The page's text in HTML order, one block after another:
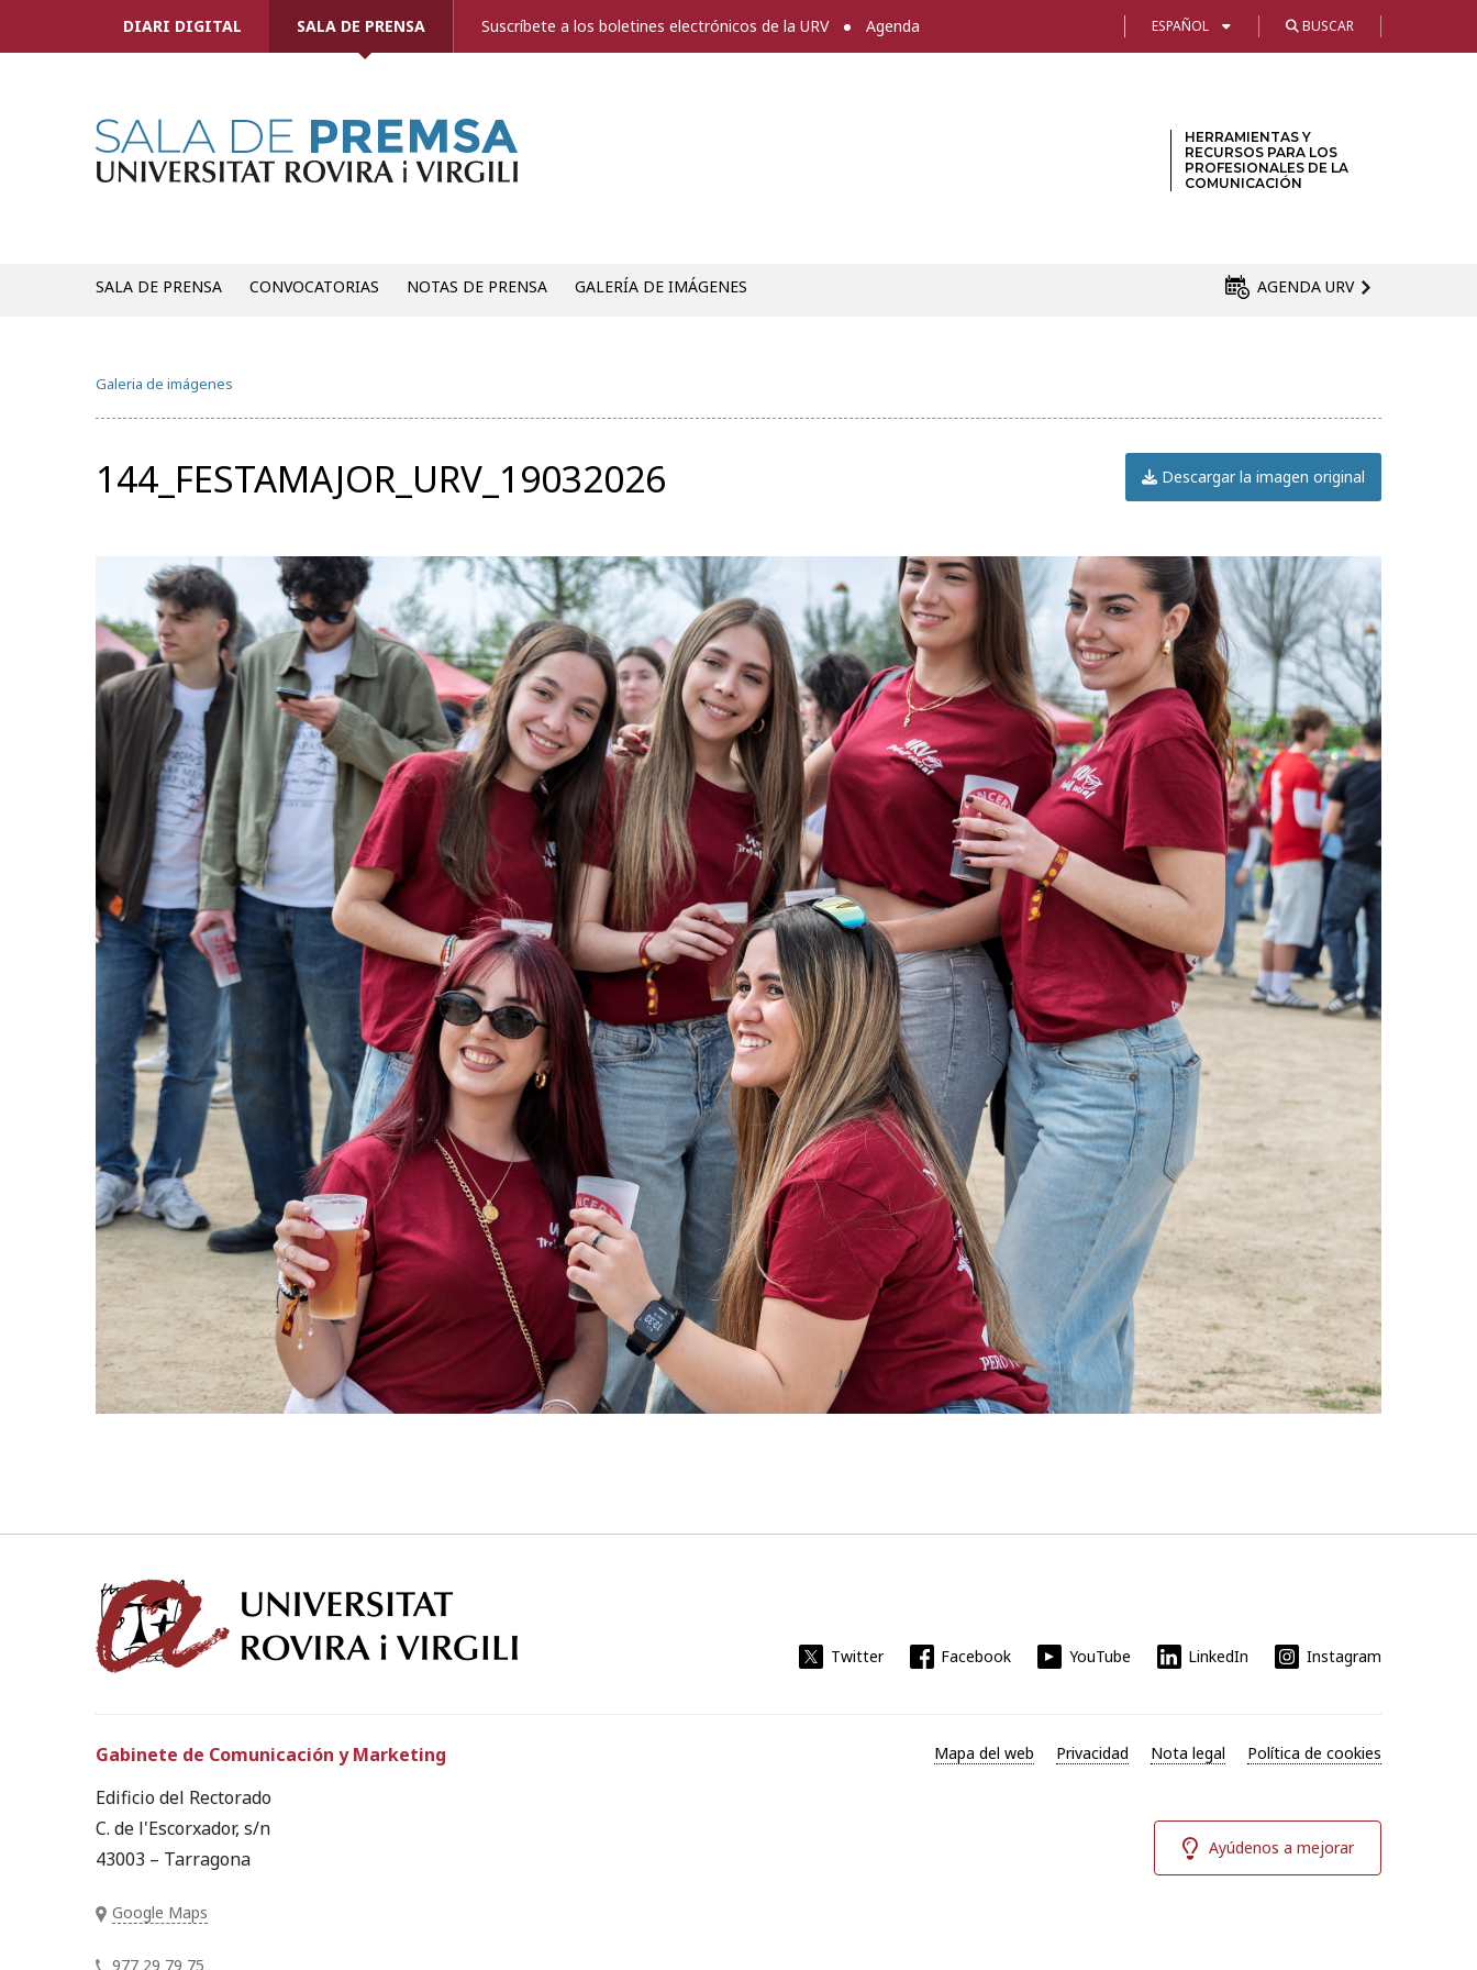
DIARI DIGITAL SALA DE PRENSA Suscríbete a los boletines electrónicos de la URV Agenda ESPAÑOL BUSCAR
HERRAMIENTAS Y
RECURSOS PARA LOS
PROFESIONALES DE LA
COMUNICACIÓN
SALA DE PRENSA CONVOCATORIAS NOTAS DE PRENSA GALERÍA DE IMÁGENES AGENDA URV
Galeria de imágenes
144_FESTAMAJOR_URV_19032026 Descargar la imagen original
Twitter Facebook YouTube LinkedIn Instagram
Gabinete de Comunicación y Marketing
Edificio del Rectorado
C. de l'Escorxador, s/n
43003 – Tarragona
Google Maps
977 29 79 75
Mapa del web Privacidad Nota legal Política de cookies
Ayúdenos a mejorar